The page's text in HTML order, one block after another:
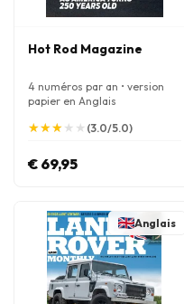
Hot Rod Magazine
4 numéros par an • version
papier en Anglais
★
★★
★★
★★
★ ★
★ (3.0/5.0)
€ 69,95
Anglais